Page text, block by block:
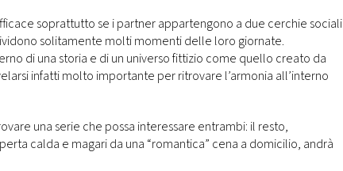
soprattutto se i partner appartengono a due cerchie sociali
solitamente molti momenti delle loro giornate.
di una storia e di un universo fittizio come quello creato da
infatti molto importante per ritrovare l’armonia all’interno
una serie che possa interessare entrambi: il resto,
calda e magari da una “romantica” cena a domicilio, andrà